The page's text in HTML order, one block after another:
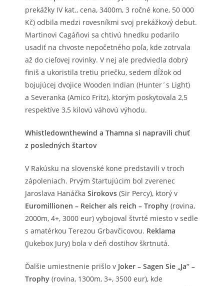
prekážky IV kat., cena, 3400m, 3 ročné kone, 50 000
Kč) odbila medzi rovesníkmi svoj prekážkový debut.
Martinovi Cagáňovi sa chtivú hnedku podarilo
usadiť na chvoste nepočetného poľa, kde zotrvala
až do cieľovej rovinky. V nej ale predviedla dobrý
finiš a ukoristila tretiu priečku, sedem dĺžok od
bojujúcej dvojice Wooden Indian (Hunter´s Light)
a Severanka (Amico Fritz), ktorým poskytovala 2,5
respektíve 3,5 kilovú váhovú výhodu.
Whistledownthewind a Thamna si napravili chuť
z posledných štartov
V Rakúsku na slovenské kone predstavili v troch
zápoleniach. Prvým štartujúcim bol zverenec
Jaroslava Hanáčka Sirokovs (Sir Percy), ktorý v
Euromillionen – Reicher als reich – Trophy (rovina,
2000m, 4+, 3000 eur) vybojoval štvrté miesto v sedle
s amatérkou Terezou Grbavčicovou. Reklama
(Jukebox Jury) bola v deň dostihov škrtnutá.
Ďalšie umiestnenie prišlo v Joker – Sagen Sie „Ja“ –
Trophy (rovina, 1300m, 3+, 3500 eur), kde